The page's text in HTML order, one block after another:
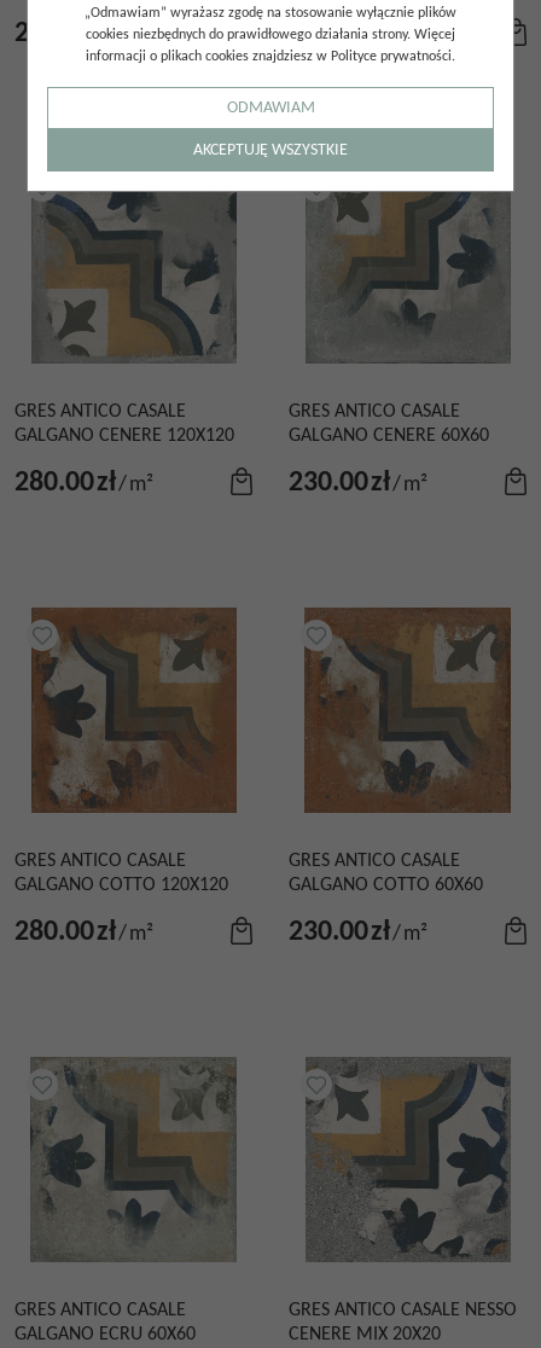
230.00zł/ m² 230.00zł/m²
GRES ANTICO CASALE
GALGANO CENERE 120X120
280.00zł/m²
GRES ANTICO CASALE
GALGANO CENERE 60X60
230.00zł/m²
GRES ANTICO CASALE
GALGANO COTTO 120X120
280.00zł/m²
GRES ANTICO CASALE
GALGANO COTTO 60X60
230.00zł/m²
GRES ANTICO CASALE
GALGANO ECRU 60X60
GRES ANTICO CASALE NESSO
CENERE MIX 20X20
„Odmawiam” wyrażasz zgodę na stosowanie wyłącznie plików
cookies niezbędnych do prawidłowego działania strony. Więcej
informacji o plikach cookies znajdziesz w Polityce prywatności.
ODMAWIAM
AKCEPTUJĘ WSZYSTKIE